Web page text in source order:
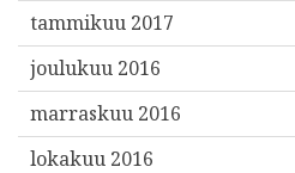
tammikuu 2017
joulukuu 2016
marraskuu 2016
lokakuu 2016